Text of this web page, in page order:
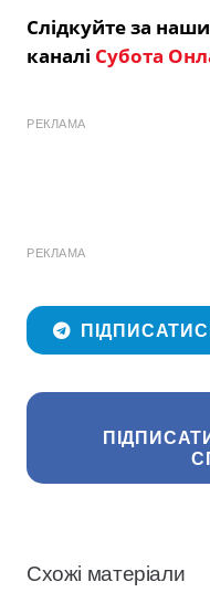
Слідкуйте за
каналі Субота
РЕКЛАМА
РЕКЛАМА
Схожі матеріали